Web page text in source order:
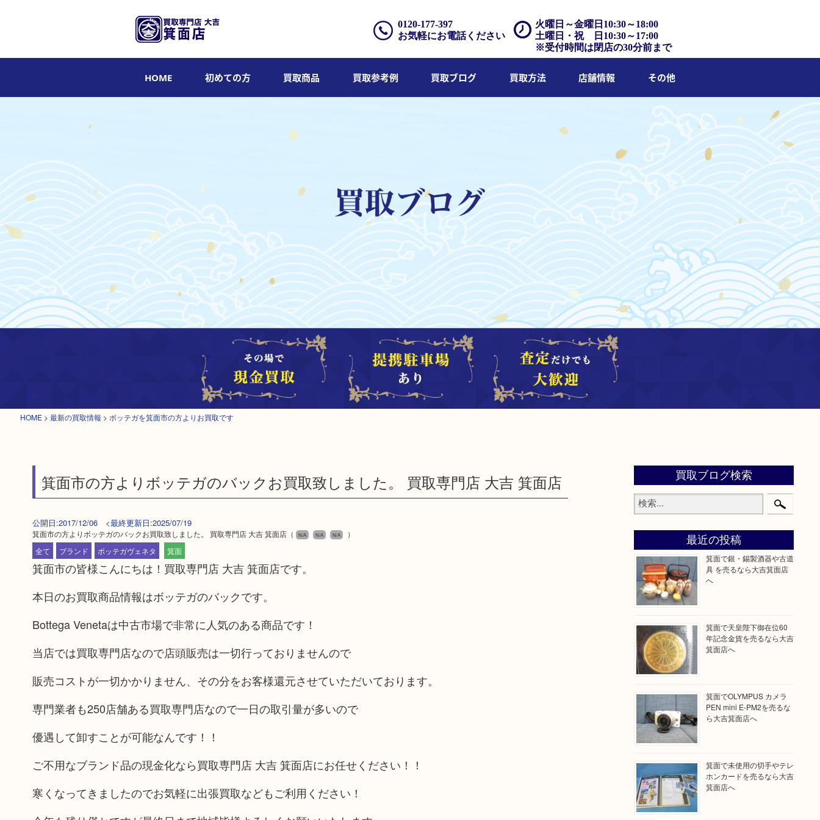
火曜日～金曜日10:30～18:00
土曜日・祝 日10:30～17:00
※受付時間は閉店の30分前まで
0120-177-397
お気軽にお電話ください
HOME 初めての方 買取商品 買取参考例 買取ブログ 買取方法 店舗情報 その他
HOME > 最新の買取情報 > ボッテガを箕面市の方よりお買取です
箕面市の方よりボッテガのバックお買取致しました。 買取専門店 大吉 箕面店
公開日:2017/12/06 <最終更新日:2025/07/19
箕面市の方よりボッテガのバックお買取致しました。 買取専門店 大吉 箕面店（ N/A N/A N/A
）
全て
ブランド ボッテガヴェネタ 箕面
箕面市の皆様こんにちは！買取専門店 大吉 箕面店です。
本日のお買取商品情報はボッテガのバックです。
Bottega Venetaは中古市場で非常に人気のある商品です！
当店では買取専門店なので店頭販売は一切行っておりませんので
販売コストが一切かかりません、その分をお客様還元させていただいております。
専門業者も250店舗ある買取専門店なので一日の取引量が多いので
優遇して卸すことが可能なんです！！
ご不用なブランド品の現金化なら買取専門店 大吉 箕面店にお任せください！！
寒くなってきましたのでお気軽に出張買取などもご利用ください！
買取ブログ検索
最近の投稿
箕面で銀・錫製酒器や古道
具 を売るなら大吉箕面店
へ
箕面で天皇陛下御在位60
年記念金貨を売るなら大吉
箕面店へ
箕面でOLYMPUS カメラ
PEN mini E-PM2を売るな
ら大吉箕面店へ
箕面で未使用の切手やテレ
ホンカードを売るなら大吉
箕面店へ